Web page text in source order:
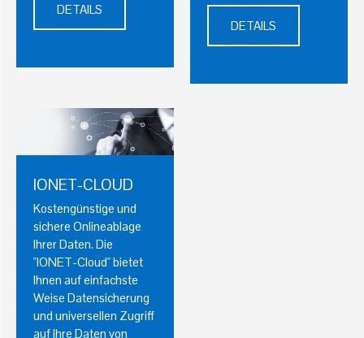
DETAILS
DETAILS
IONET-CLOUD
Kostengünstige und
sichere Onlineablage
Ihrer Daten. Die
"IONET-Cloud" bietet
Ihnen auf einfachste
Weise Datensicherung
und universellen Zugriff
auf Ihre Daten von